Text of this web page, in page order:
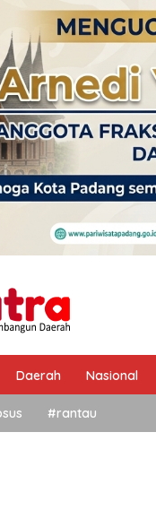
Daerah Nasional
#rantau